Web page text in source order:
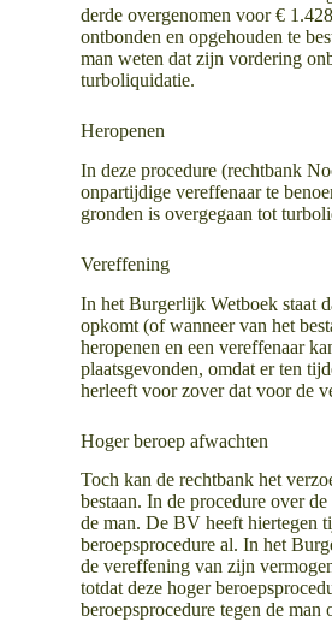
derde overgenomen voor €
ontbonden en opgehouden te
man weten dat zijn vordering
turboliquidatie.
Heropenen
In deze procedure (rechtbank
onpartijdige vereffenaar te
gronden is overgegaan tot
Vereffening
In het Burgerlijk Wetboek staat
opkomt (of wanneer van het
heropenen en een vereffenaar
plaatsgevonden, omdat er ten
herleeft voor zover dat voor de
Hoger beroep afwachten
Toch kan de rechtbank het
bestaan. In de procedure over
de man. De BV heeft hiertegen
beroepsprocedure al. In het
de vereffening van zijn
totdat deze hoger
beroepsprocedure tegen de